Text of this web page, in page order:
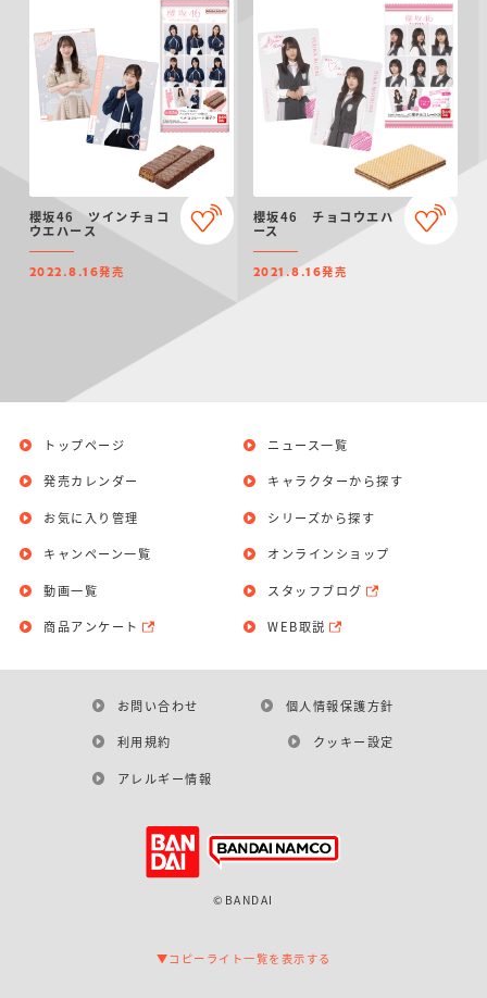
櫻坂46 ツインチョコ
ウエハース
2022.8.16発売
櫻坂46 チョコウエハ
ース
2021.8.16発売
トップページ
発売カレンダー
お気に入り管理
ニュース一覧
キャラクターから探す
シリーズから探す
キャンペーン一覧
動画一覧
商品アンケート
オンラインショップ
スタッフブログ
WEB取説
お問い合わせ 個人情報保護方針
利用規約 クッキー設定
アレルギー情報
©BANDAI
▼コピーライト一覧を表示する